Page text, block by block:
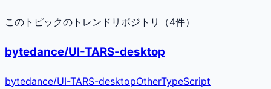
このトピックのトレンドリポジトリ（4件）
bytedance/UI-TARS-desktop
bytedance/UI-TARS-desktopOtherTypeScript